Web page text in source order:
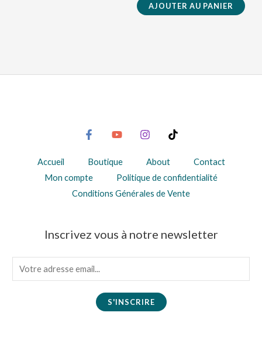
AJOUTER AU PANIER
Accueil Boutique About
Contact
Mon compte
Politique de confidentialité
Conditions Générales de Vente
Inscrivez vous à notre newsletter
m
S'INSCRIRE